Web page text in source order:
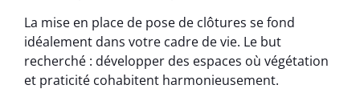
La mise en place de pose de clôtures se fond
idéalement dans votre cadre de vie. Le but
recherché : développer des espaces où végétation
et praticité cohabitent harmonieusement.